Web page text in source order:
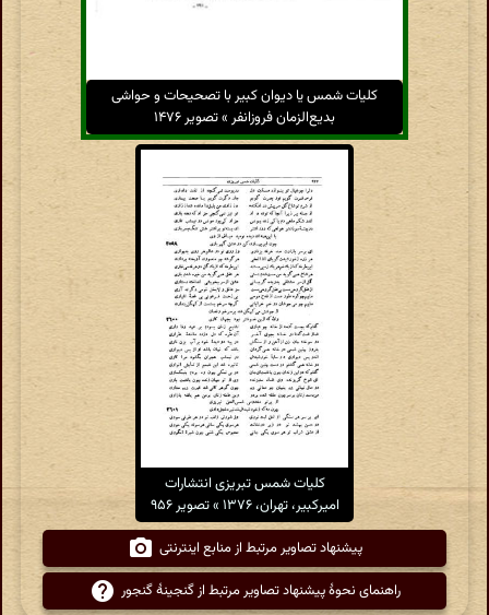
کلیات شمس یا دیوان کبیر با تصحیحات و حواشی
بدیع‌الزمان فروزانفر » تصویر ۱۴۷۶
کلیات شمس تبریزی انتشارات
امیرکبیر، تهران، ۱۳۷۶ » تصویر ۹۵۶
پیشنهاد تصاویر مرتبط از منابع اینترنتی
راهنمای نحوهٔ پیشنهاد تصاویر مرتبط از گنجینهٔ گنجور